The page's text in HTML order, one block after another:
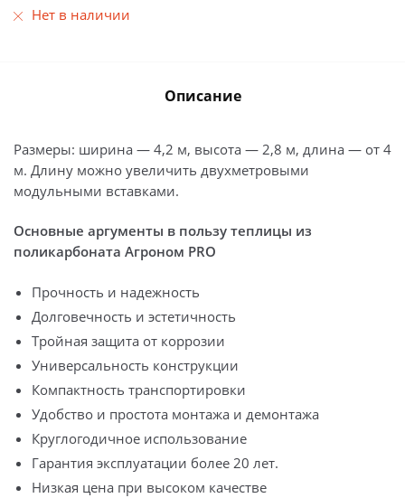
Нет в наличии
Описание
Размеры: ширина — 4,2 м, высота — 2,8 м, длина — от 4
м. Длину можно увеличить двухметровыми
модульными вставками.
Основные аргументы в пользу теплицы из
поликарбоната Агроном PRO
Прочность и надежность
Долговечность и эстетичность
Тройная защита от коррозии
Универсальность конструкции
Компактность транспортировки
Удобство и простота монтажа и демонтажа
Круглогодичное использование
Гарантия эксплуатации более 20 лет.
Низкая цена при высоком качестве